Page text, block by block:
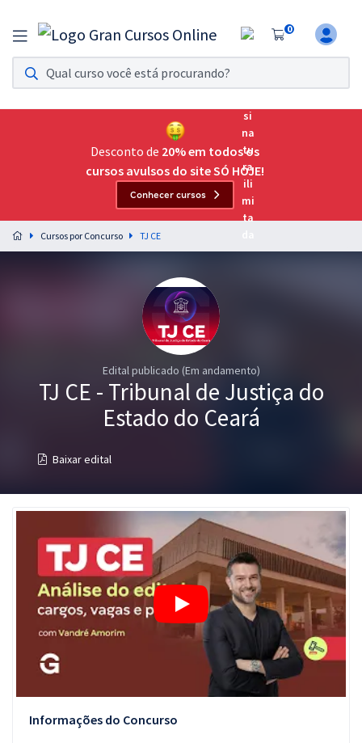
0
Assinatura Ilimitada 11
Acesso a todos os cursos. Teste grátis por 7 dias!
Assinatura OAB Até Passar
Acesso ilimitado a toda preparação para o Exame da
Preparação completa e intensiva para as principais
residências em saúde do Brasil
Conteúdo gratuito
Blog
Atendimento
Desconto de 20% em todos os
cursos avulsos do site SÓ HOJE!
Conhecer cursos
Cursos por Concurso TJ CE
Edital publicado (Em andamento)
TJ CE - Tribunal de Justiça do
Estado do Ceará
Baixar edital
Informações do Concurso